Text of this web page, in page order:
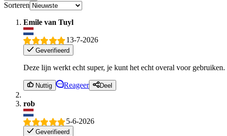
Sorteren
Emile van Tuyl
13-7-2026
Geverifieerd
Deze lijn werkt echt super, je kunt het echt overal voor
Nuttig Reageer Deel
rob
5-6-2026
Geverifieerd